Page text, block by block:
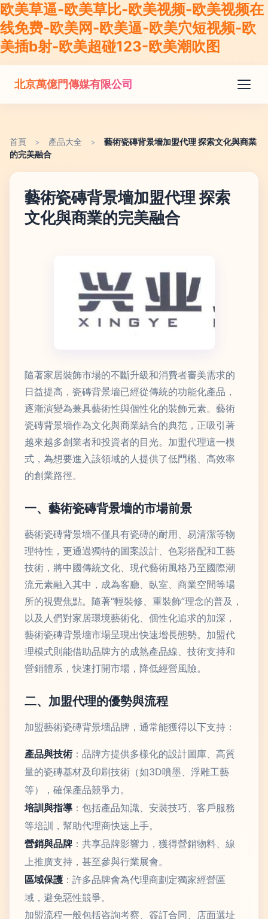
欧美草逼-欧美草比-欧美视频-欧美视频在
线免费-欧美网-欧美逼-欧美穴短视频-欧
美插b射-欧美超碰123-欧美潮吹图
北京萬億門傳媒有限公司
首頁 > 產品大全 >
藝術瓷磚背景墻加盟代理 探索文化與商業
的完美融合
藝術瓷磚背景墻加盟代理 探索
文化與商業的完美融合
隨著家居裝飾市場的不斷升級和消費者審美需求的
日益提高，瓷磚背景墻已經從傳統的功能化產品，
逐漸演變為兼具藝術性與個性化的裝飾元素。藝術
瓷磚背景墻作為文化與商業結合的典范，正吸引著
越來越多創業者和投資者的目光。加盟代理這一模
式，為想要進入該領域的人提供了低門檻、高效率
的創業路徑。
一、藝術瓷磚背景墻的市場前景
藝術瓷磚背景墻不僅具有瓷磚的耐用、易清潔等物
理特性，更通過獨特的圖案設計、色彩搭配和工藝
技術，將中國傳統文化、現代藝術風格乃至國際潮
流元素融入其中，成為客廳、臥室、商業空間等場
所的視覺焦點。隨著“輕裝修、重裝飾”理念的普及，
以及人們對家居環境藝術化、個性化追求的加深，
藝術瓷磚背景墻市場呈現出快速增長態勢。加盟代
理模式則能借助品牌方的成熟產品線、技術支持和
營銷體系，快速打開市場，降低經營風險。
二、加盟代理的優勢與流程
加盟藝術瓷磚背景墻品牌，通常能獲得以下支持：
產品與技術 ：品牌方提供多樣化的設計圖庫、高質
量的瓷磚基材及印刷技術（如3D噴墨、浮雕工藝
等），確保產品競爭力。
培訓與指導 ：包括產品知識、安裝技巧、客戶服務
等培訓，幫助代理商快速上手。
營銷與品牌 ：共享品牌影響力，獲得營銷物料、線
上推廣支持，甚至參與行業展會。
區域保護 ：許多品牌會為代理商劃定獨家經營區
域，避免惡性競爭。
加盟流程一般包括咨詢考察、簽訂合同、店面選址